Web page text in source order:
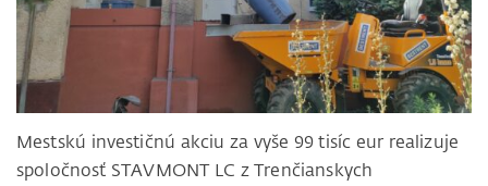
Mestskú investičnú akciu za vyše 99 tisíc eur realizuje
spoločnosť STAVMONT LC z Trenčianskych